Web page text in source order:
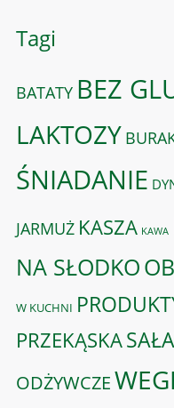
Tagi
BATATY BEZ
LAKTOZY
ŚNIADANIE
JARMUŻ KASZA KAWA
NA SŁODKO
W KUCHNI
PRZEKĄSKA
ODŻYWCZE